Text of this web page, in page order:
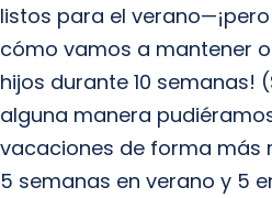
listos para el
cómo vamos a mantener
hijos durante 10 semanas!
alguna manera
vacaciones de forma más
5 semanas en verano y 5